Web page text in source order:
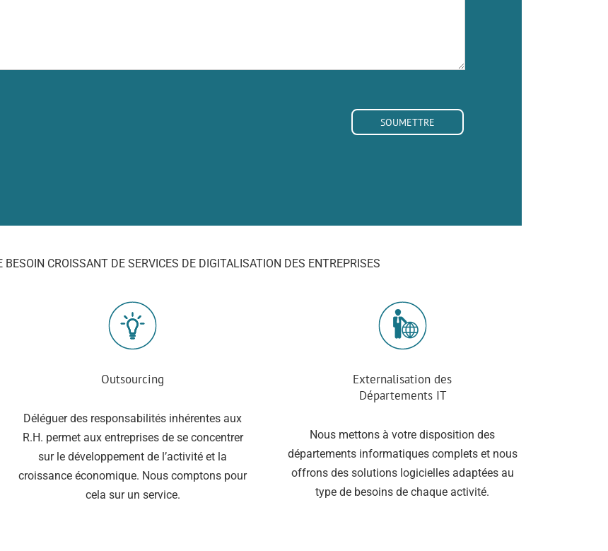
BESOIN CROISSANT DE SERVICES DE DIGITALISATION DES ENTREPRISES
Outsourcing
Déléguer des responsabilités inhérentes aux
R.H. permet aux entreprises de se concentrer
sur le développement de l’activité et la
croissance économique. Nous comptons pour
cela sur un service.
Externalisation des
Départements IT
Nous mettons à votre disposition des
départements informatiques complets et nous
offrons des solutions logicielles adaptées au
type de besoins de chaque activité.